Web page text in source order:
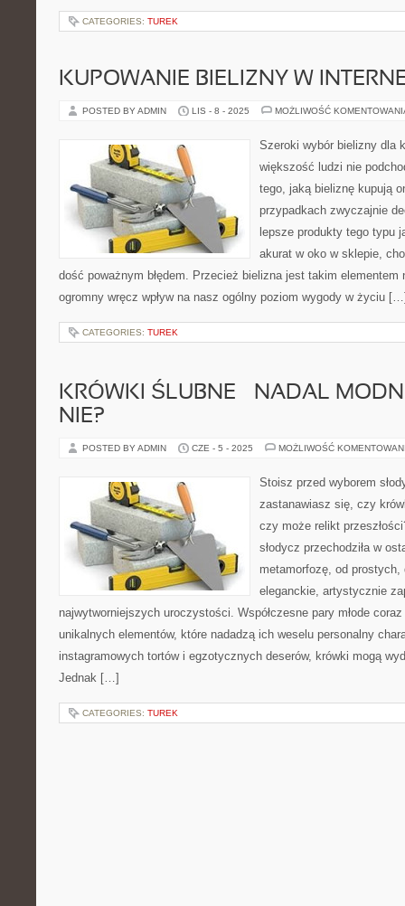
CATEGORIES: TUREK
KUPOWANIE BIELIZNY W
POSTED BY ADMIN LIS - 8 - 2025 MOŻLIWOŚĆ
Szeroki wybór bielizny dla
większość ludzi nie
tego, jaką bieliznę kupują
przypadkach zwyczajnie
lepsze produkty tego typu
akurat w oko w sklepie,
dość poważnym błędem. Przecież bielizna jest takim elementem
ogromny wręcz wpływ na nasz ogólny poziom wygody w życiu
CATEGORIES: TUREK
KRÓWKI ŚLUBNE – NADAL
NIE?
POSTED BY ADMIN CZE - 5 - 2025 MOŻLIWOŚĆ
Stoisz przed wyborem
zastanawiasz się, czy
czy może relikt
słodycz przechodziła w
metamorfozę, od
eleganckie, artystycznie
najwytworniejszych uroczystości. Współczesne pary młode
unikalnych elementów, które nadadzą ich weselu personalny
instagramowych tortów i egzotycznych deserów, krówki mogą
Jednak […]
CATEGORIES: TUREK